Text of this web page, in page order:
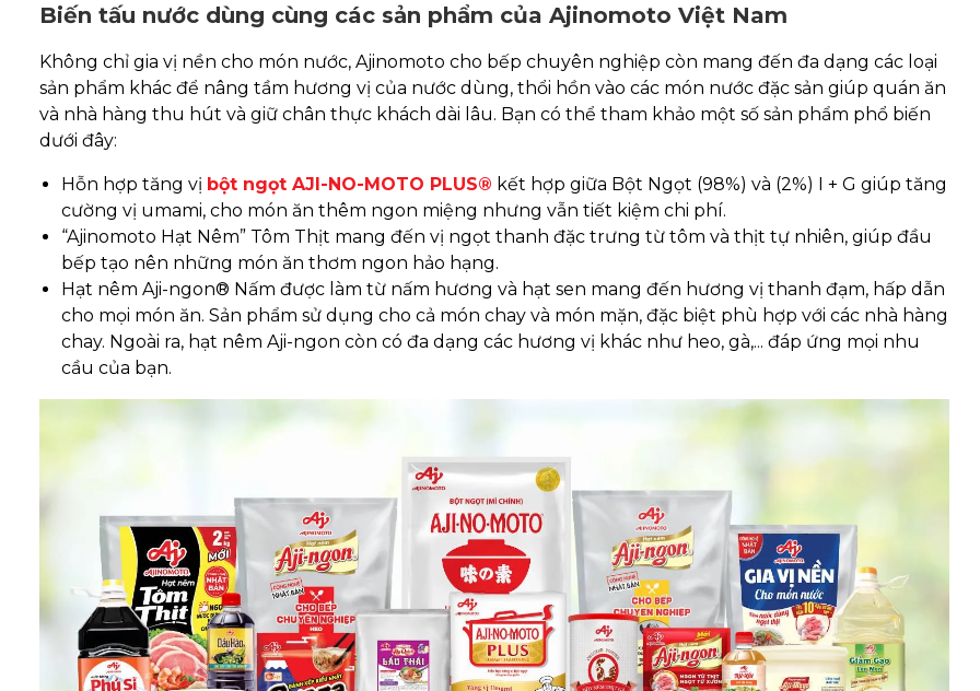
Biến tấu nước dùng cùng các sản phẩm của Ajinomoto Việt Nam
Không chỉ gia vị nền cho món nước, Ajinomoto cho bếp chuyên nghiệp còn mang đến đa dạng các loại
sản phẩm khác để nâng tầm hương vị của nước dùng, thổi hồn vào các món nước đặc sản giúp quán ăn
và nhà hàng thu hút và giữ chân thực khách dài lâu. Bạn có thể tham khảo một số sản phẩm phổ biến
dưới đây:
Hỗn hợp tăng vị bột ngọt AJI-NO-MOTO PLUS® kết hợp giữa Bột Ngọt (98%) và (2%) I + G giúp tăng
cường vị umami, cho món ăn thêm ngon miệng nhưng vẫn tiết kiệm chi phí.
“Ajinomoto Hạt Nêm” Tôm Thịt mang đến vị ngọt thanh đặc trưng từ tôm và thịt tự nhiên, giúp đầu
bếp tạo nên những món ăn thơm ngon hảo hạng.
Hạt nêm Aji-ngon® Nấm được làm từ nấm hương và hạt sen mang đến hương vị thanh đạm, hấp dẫn
cho mọi món ăn. Sản phẩm sử dụng cho cả món chay và món mặn, đặc biệt phù hợp với các nhà hàng
chay. Ngoài ra, hạt nêm Aji-ngon còn có đa dạng các hương vị khác như heo, gà,... đáp ứng mọi nhu
cầu của bạn.